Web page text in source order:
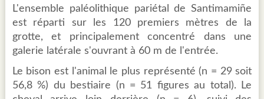
L'ensemble paléolithique pariétal de Santimamiñe
est réparti sur les 120 premiers mètres de la
grotte, et principalement concentré dans une
galerie latérale s'ouvrant à 60 m de l'entrée.
Le bison est l'animal le plus représenté (n = 29 soit
56,8 %) du bestiaire (n = 51 figures au total). Le